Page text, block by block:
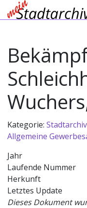
Kategorie:
Allgemeine
Jahr
Laufende Nummer
Herkunft
Letztes Update
Dieses Dokument